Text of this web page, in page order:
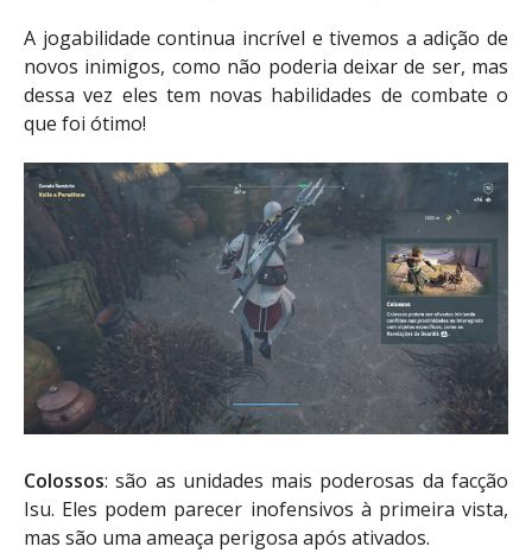
A jogabilidade continua incrível e tivemos a adição de
novos inimigos, como não poderia deixar de ser, mas
dessa vez eles tem novas habilidades de combate o
que foi ótimo!
Colossos: são as unidades mais poderosas da facção
Isu. Eles podem parecer inofensivos à primeira vista,
mas são uma ameaça perigosa após ativados.